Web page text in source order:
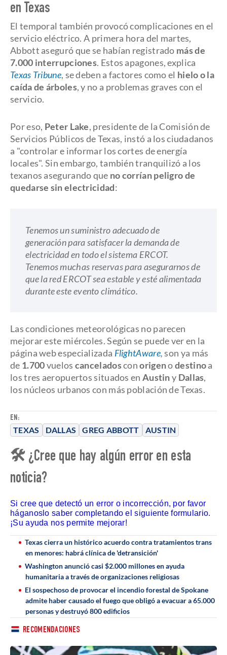
EN:
TEXAS DALLAS GREG ABBOTT AUSTIN
en Texas
El temporal también provocó complicaciones en el
servicio eléctrico. A primera hora del martes,
Abbott aseguró que se habían registrado más de
7.000 interrupciones. Estos apagones, explica
Texas Tribune, se deben a factores como el hielo o la
caída de árboles, y no a problemas graves con el
servicio.
Por eso, Peter Lake, presidente de la Comisión de
Servicios Públicos de Texas, instó a los ciudadanos
a "controlar e informar los cortes de energía
locales". Sin embargo, también tranquilizó a los
texanos asegurando que no corrían peligro de
quedarse sin electricidad:
Tenemos un suministro adecuado de
generación para satisfacer la demanda de
electricidad en todo el sistema ERCOT.
Tenemos muchas reservas para asegurarnos de
que la red ERCOT sea estable y esté alimentada
durante este evento climático.
Las condiciones meteorológicas no parecen
mejorar este miércoles. Según se puede ver en la
página web especializada FlightAware,son ya más
de 1.700vuelos canceladosconorigenodestinoa
los tres aeropuertos situados en Austiny Dallas,
los núcleos urbanos con más población de Texas.
🛠 ¿Cree que hay algún error en esta
noticia?
Si cree que detectó un error o incorrección, por favor
háganoslo saber completando el siguiente formulario.
¡Su ayuda nos permite mejorar!
Texas cierra un histórico acuerdo contra tratamientos trans
en menores: habrá clínica de 'detransición'
Washington anunció casi $2.000 millones en ayuda
humanitaria a través de organizaciones religiosas
El sospechoso de provocar el incendio forestal de Spokane
admite haber causado el fuego que obligó a evacuar a 65.000
personas y destruyó 800 edificios
RECOMENDACIONES